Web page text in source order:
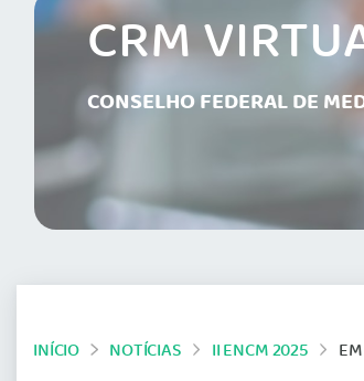
CRM
CONSELHO FEDERAL DE
INÍCIO NOTÍCIAS II ENCM 2025